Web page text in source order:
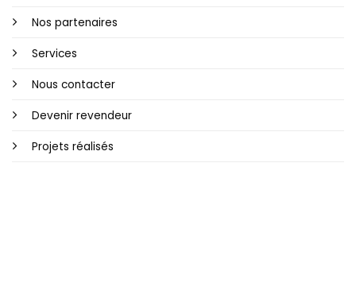
Nos partenaires
Services
Nous contacter
Devenir revendeur
Projets réalisés